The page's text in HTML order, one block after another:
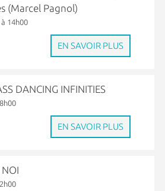
(Marcel Pagnol)
14h00
EN SAVOIR PLUS
DANCING INFINITIES
EN SAVOIR PLUS